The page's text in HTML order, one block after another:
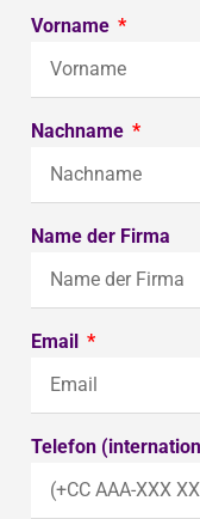
Vorname
Nachname
Name der Firma
Email
Telefon